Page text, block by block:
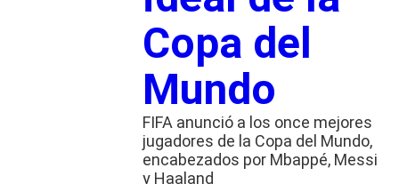
Copa del
Mundo
FIFA anunció a los once mejores
jugadores de la Copa del Mundo,
encabezados por Mbappé, Messi
y Haaland